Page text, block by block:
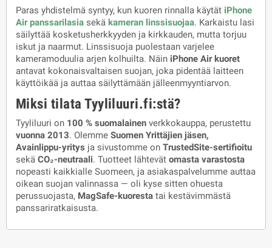
Paras yhdistelmä syntyy, kun kuoren rinnalla käytät iPhone
Air panssarilasia sekä kameran linssisuojaa. Karkaistu lasi
säilyttää kosketusherkkyyden ja kirkkauden, mutta torjuu
iskut ja naarmut. Linssisuoja puolestaan varjelee
kameramoduulia arjen kolhuilta. Näin iPhone Air kuoret
antavat kokonaisvaltaisen suojan, joka pidentää laitteen
käyttöikää ja auttaa säilyttämään jälleenmyyntiarvon.
Miksi tilata Tyyliluuri.fi:stä?
Tyyliluuri on 100 % suomalainen verkkokauppa, perustettu
vuonna 2013. Olemme Suomen Yrittäjien jäsen,
Avainlippu-yritys ja sivustomme on TrustedSite-sertifioitu
sekä CO₂-neutraali. Tuotteet lähtevät omasta varastosta
nopeasti kaikkialle Suomeen, ja asiakaspalvelumme auttaa
oikean suojan valinnassa — oli kyse sitten ohuesta
perussuojasta, MagSafe-kuoresta tai kestävimmästä
panssariratkaisusta.